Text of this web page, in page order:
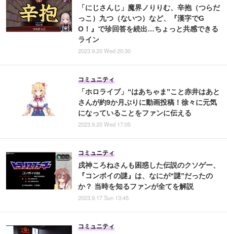
「にじさんじ」魔界ノりりむ、辛抱（つらだ
っこ）九つ（ないつ）など、『漢字でG
O！』で珍回答を続出…ちょっと共感できる
ライン
2023.9.20 Wed 20:30
「ホロライブ」“はあちゃま”こと赤井はあと
さんが約9か月ぶりに動画投稿！徐々に元気
になっていることをファンに伝える
コミュニティ
2023.9.20 Wed 17:05
戌神ころねさんも困惑した伝説のクソゲー、
『コンボイの謎』は、なにが“謎”だったの
か？ 当時を知るファンが全てを解説
コミュニティ
2023.9.17 Sun 13:45
コミュニティ